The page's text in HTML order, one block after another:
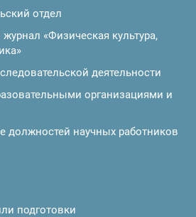
отдел
«Физическая культура,
деятельности
организациями и
должностей научных работников
подготовки